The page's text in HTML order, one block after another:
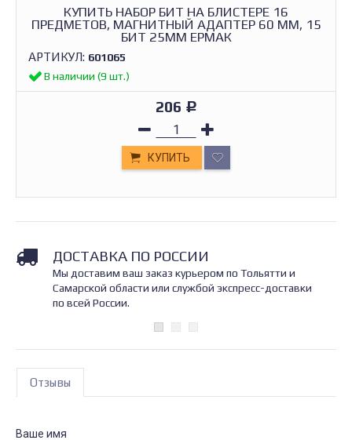
КУПИТЬ НАБОР БИТ НА БЛИСТЕРЕ 16
ПРЕДМЕТОВ, МАГНИТНЫЙ АДАПТЕР 60 ММ, 15
БИТ 25ММ ЕРМАК
АРТИКУЛ: 601065
В наличии (9 шт.)
206 Р
КУПИТЬ
ДОСТАВКА ПО РОССИИ
Мы доставим ваш заказ курьером по Тольятти и
Самарской области или службой экспресс-доставки
по всей России.
Отзывы
Ваше имя